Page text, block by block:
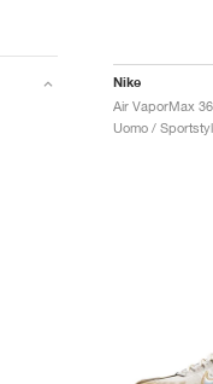
Nike
Air VaporMax
Uomo /